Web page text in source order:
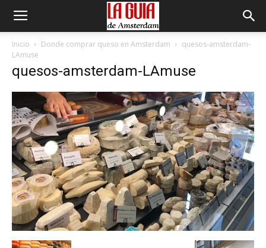
Inicio Donde comprar queso en Amsterdam
quesos-amsterdam-
LAmuse
quesos-amsterdam-LAmuse